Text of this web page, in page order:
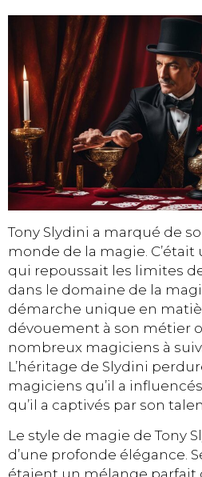
Tony Slydini a marqué de
monde de la magie.
qui repoussait les limites
dans le domaine de la
démarche unique en
dévouement à son métier
nombreux magiciens à
L’héritage de Slydini
magiciens qu’il a
qu’il a captivés par son
Le style de magie de Tony
d’une profonde élégance.